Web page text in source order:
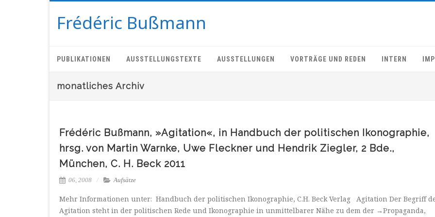
Frédéric Bußmann
PUBLIKATIONEN AUSSTELLUNGSTEXTE AUSSTELLUNGEN VORTRÄGE UND REDEN INTERN
monatliches Archiv
Frédéric Bußmann, »Agitation«, in Handbuch der politischen Ikonographie,
hrsg. von Martin Warnke, Uwe Fleckner und Hendrik Ziegler, 2 Bde.,
München, C. H. Beck 2011
06, 2008 Aufsätze
Mehr Informationen unter: Handbuch der politischen Ikonographie, C.H. Beck Verlag Agitation Der Begriff
Agitation steht in der politischen Rede und Ikonographie in unmittelbarer Nähe zu dem der →Propaganda,